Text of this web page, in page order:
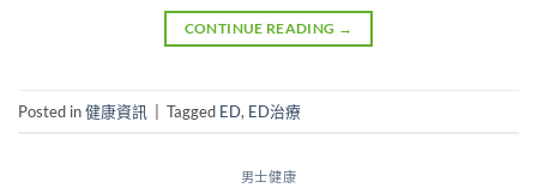
CONTINUE READING →
Posted in健康資訊 Tagged ED, ED治療
男士健康